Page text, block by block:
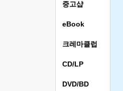
중고샵
eBook
크레마클럽
CD/LP
DVD/BD